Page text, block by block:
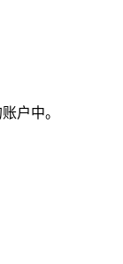
户中。